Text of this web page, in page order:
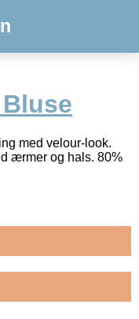
med velour-look.
ærmer og hals. 80%